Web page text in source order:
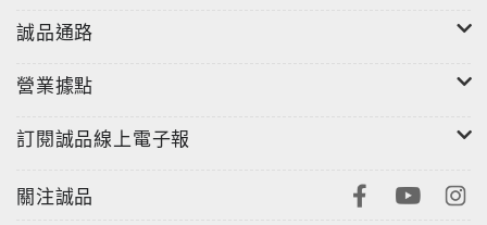
誠品通路
營業據點
訂閱誠品線上電子報
關注誠品